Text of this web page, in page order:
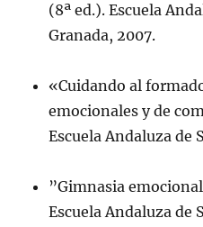
(8ª ed.). Escuela
Granada, 2007.
«Cuidando al
emocionales y de
Escuela Andaluza de
”Gimnasia
Escuela Andaluza de